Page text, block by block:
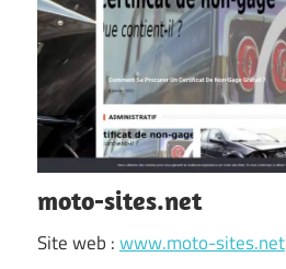
moto-sites.net
Site web :www.moto-sites.net